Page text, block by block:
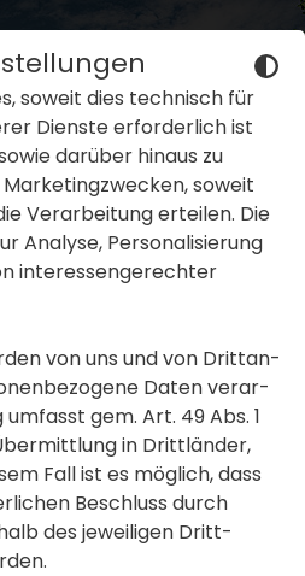
soweit dies tech­nisch für
Dienste erfor­der­lich ist
darüber hinaus zu
soweit
Verar­bei­tung erteilen. Die
Analyse, Perso­na­li­sie­rung
inter­es­sen­ge­rechter
von uns und von Dritt­an­
Daten verar­
gem. Art. 49 Abs. 1
in Dritt­länder,
Fall ist es möglich, dass
Beschluss durch
des jewei­ligen Dritt­